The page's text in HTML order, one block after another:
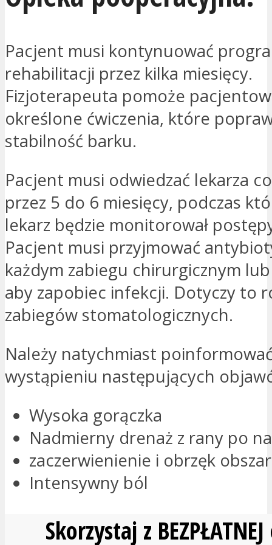
Pacjent musi kontynuować
rehabilitacji przez kilka miesięcy.
Fizjoterapeuta pomoże
określone ćwiczenia, które
stabilność barku.
Pacjent musi odwiedzać lekarza
przez 5 do 6 miesięcy, podczas
lekarz będzie monitorował
Pacjent musi przyjmować
każdym zabiegu chirurgicznym
aby zapobiec infekcji. Dotyczy to
zabiegów stomatologicznych.
Należy natychmiast
wystąpieniu następujących
Wysoka gorączka
Nadmierny drenaż z rany po
zaczerwienienie i obrzęk
Intensywny ból
Skorzystaj z